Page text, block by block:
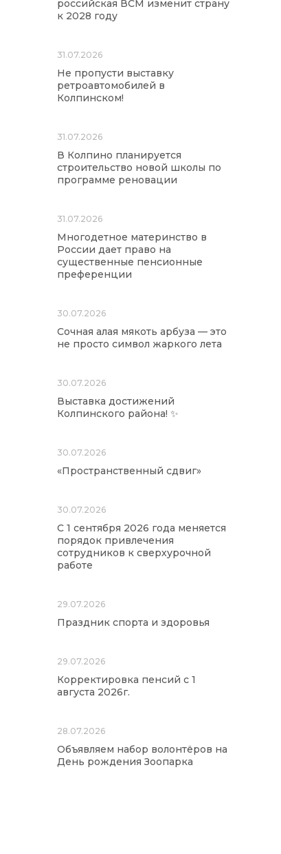
российская ВСМ изменит страну
к 2028 году
31.07.2026
Не пропусти выставку
ретроавтомобилей в
Колпинском!
31.07.2026
В Колпино планируется
строительство новой школы по
программе реновации
31.07.2026
Многодетное материнство в
России дает право на
существенные пенсионные
преференции
30.07.2026
Сочная алая мякоть арбуза — это
не просто символ жаркого лета
30.07.2026
Выставка достижений
Колпинского района! ✨
30.07.2026
«Пространственный сдвиг»
30.07.2026
С 1 сентября 2026 года меняется
порядок привлечения
сотрудников к сверхурочной
работе
29.07.2026
Праздник спорта и здоровья
29.07.2026
Корректировка пенсий с 1
августа 2026г.
28.07.2026
Объявляем набор волонтёров на
День рождения Зоопарка